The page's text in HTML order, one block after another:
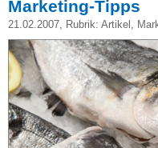
Marketing-Tipps
21.02.2007, Rubrik: Artikel